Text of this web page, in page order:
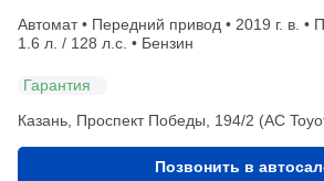
Автомат • Передний привод • 2019 г. в. •
1.6 л. / 128 л.с. • Бензин
Гарантия
Казань, Проспект Победы, 194/2 (АС
Позвонить в